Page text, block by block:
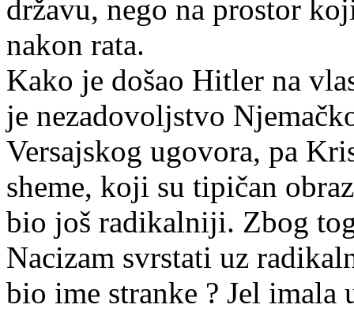
državu, nego na prostor
nakon rata.
Kako je došao Hitler na
je nezadovoljstvo
Versajskog ugovora, pa
sheme, koji su tipičan
bio još radikalniji. Zbog
Nacizam svrstati uz
bio ime stranke ? Jel